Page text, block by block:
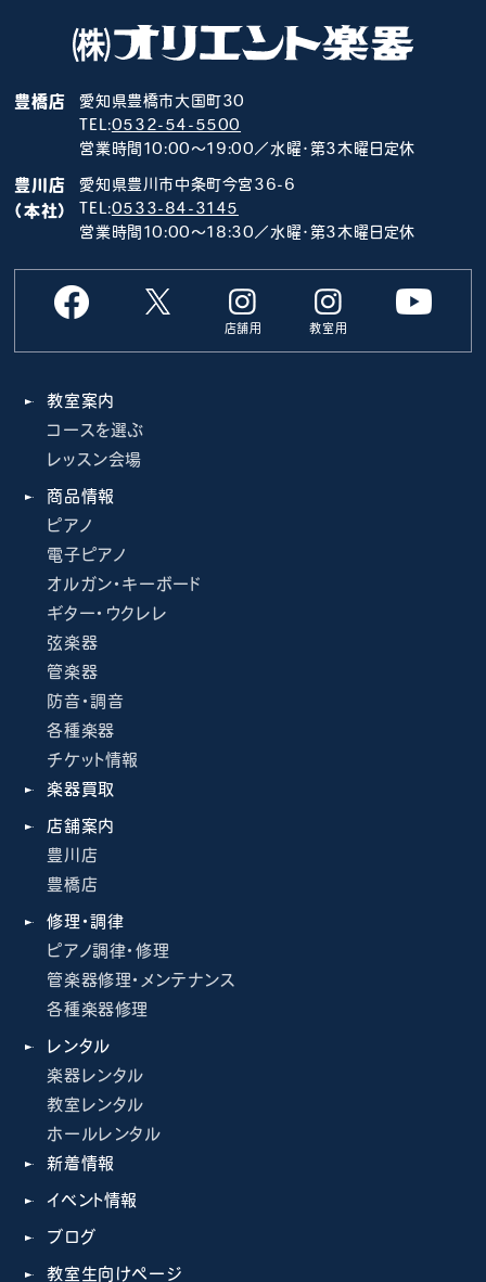
豊橋店
愛知県豊橋市大国町30
TEL:0532-54-5500
営業時間10:00～19:00／水曜･第3木曜日定休
豊川店
（本社）
愛知県豊川市中条町今宮36-6
TEL:0533-84-3145
営業時間10:00～18:30／水曜･第3木曜日定休
店舗用 教室用
教室案内
コースを選ぶ
レッスン会場
商品情報
ピアノ
電子ピアノ
オルガン・キーボード
ギター・ウクレレ
弦楽器
管楽器
防音・調音
各種楽器
チケット情報
楽器買取
店舗案内
豊川店
豊橋店
修理・調律
ピアノ調律・修理
管楽器修理・メンテナンス
各種楽器修理
レンタル
楽器レンタル
教室レンタル
ホールレンタル
新着情報
イベント情報
ブログ
教室生向けページ